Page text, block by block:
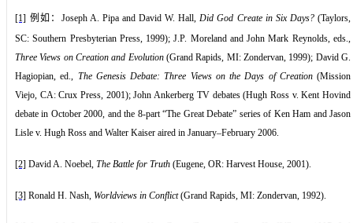
[1] 例如 ： Joseph A. Pipa and David W. Hall,Did God Create in Six Days?(Taylors,
SC: Southern Presbyterian Press, 1999); J.P. Moreland and John Mark Reynolds, eds.,
Three Views on Creation and Evolution(Grand Rapids, MI: Zondervan, 1999); David G.
Hagiopian, ed., The Genesis Debate: Three Views on the Days of Creation (Mission
Viejo, CA: Crux Press, 2001); John Ankerberg TV debates (Hugh Ross v. Kent Hovind
debate in October 2000, and the 8-part “The Great Debate” series of Ken Ham and Jason
Lisle v. Hugh Ross and Walter Kaiser aired in January–February 2006.
[2] David A. Noebel, The Battle for Truth (Eugene, OR: Harvest House, 2001).
[3] Ronald H. Nash, Worldviews in Conflict(Grand Rapids, MI: Zondervan, 1992).